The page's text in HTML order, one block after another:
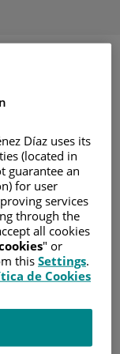
PACIENTE
Díaz uses its
(located in
guarantee an
for user
services
through the
all cookies
" or
this Settings.
de Cookies